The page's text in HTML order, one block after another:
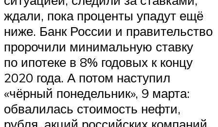
ждали, пока проценты упадут ещё
ниже. Банк России и правительство
пророчили минимальную ставку
по ипотеке в 8% годовых к концу
2020 года. А потом наступил
«чёрный понедельник», 9 марта:
обвалилась стоимость нефти,